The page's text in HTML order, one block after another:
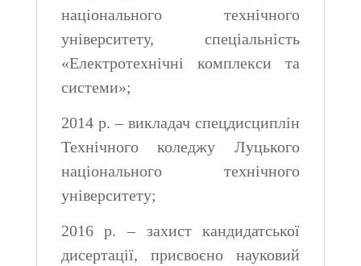
національного технічного
університету, спеціальність
«Електротехнічні комплекси та
системи»;
2014 р. – викладач спецдисциплін
Технічного коледжу Луцького
національного технічного
університету;
2016 р. – захист кандидатської
дисертації, присвоєно науковий